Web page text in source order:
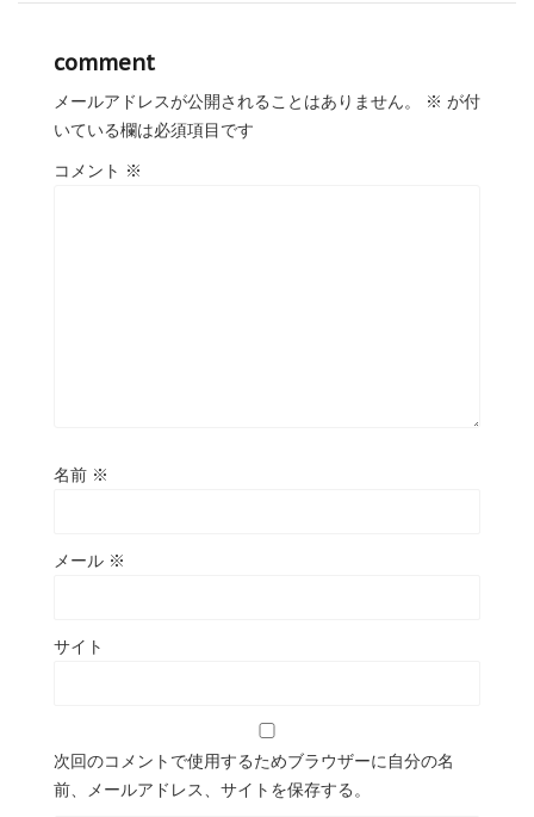
comment
メールアドレスが公開されることはありません。 ※ が付
いている欄は必須項目です
コメント ※
名前 ※
メール ※
サイト
次回のコメントで使用するためブラウザーに自分の名
前、メールアドレス、サイトを保存する。